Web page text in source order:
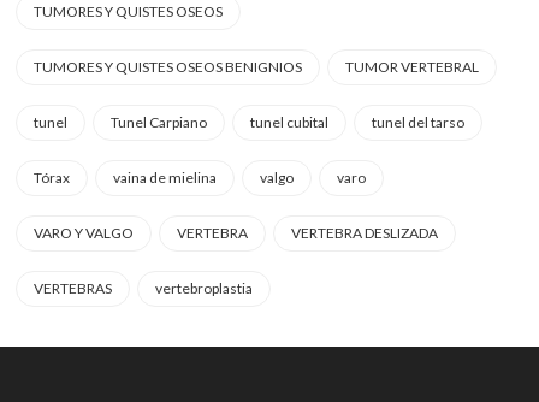
TUMORES Y QUISTES OSEOS
TUMORES Y QUISTES OSEOS BENIGNIOS TUMOR VERTEBRAL
tunel Tunel Carpiano tunel cubital tunel del tarso
Tórax vaina de mielina valgo varo
VARO Y VALGO VERTEBRA VERTEBRA DESLIZADA
VERTEBRAS vertebroplastia